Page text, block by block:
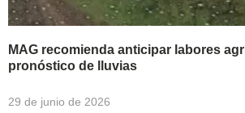
MAG recomienda anticipar labores
pronóstico de lluvias
29 de junio de 2026